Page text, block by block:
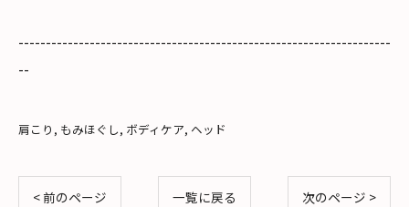
--------------------------------------------------------------------
--
肩こり もみほぐし ボディケア ヘッド
< 前のページ 一覧に戻る 次のページ >